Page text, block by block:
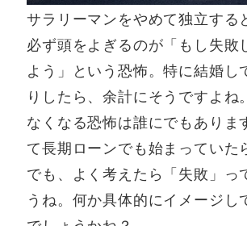
サラリーマンをやめて独立する
必ず頭をよぎるのが「もし失敗
よう」という恐怖。特に結婚し
りしたら、余計にそうですよね
なくなる恐怖は誰にでもありま
て長期ローンでも始まっていた
でも、よく考えたら「失敗」っ
うね。何か具体的にイメージし